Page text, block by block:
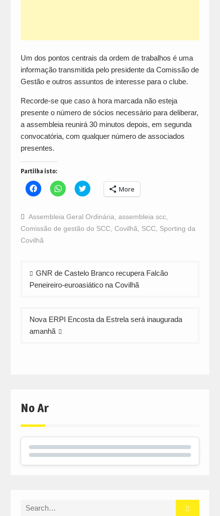
Um dos pontos centrais da ordem de trabalhos é uma
informação transmitida pelo presidente da Comissão de
Gestão e outros assuntos de interesse para o clube.
Recorde-se que caso à hora marcada não esteja
presente o número de sócios necessário para deliberar,
a assembleia reunirá 30 minutos depois, em segunda
convocatória, com qualquer número de associados
presentes.
Partilha isto:
Click
to
Facebook
(Opens
in
new
window)
Click
to
WhatsApp
(Opens
in
new
Click
to
Twitter
(Opens
in
new
More
Assembleia Geral Ordinária assembleia scc,
Comissão de gestão do SCC, Covilhã SCC, Sporting da
Covilhã
Navegação
de
GNR de Castelo Branco recupera Falcão
Peneireiro-euroasiático na Covilhã
Nova ERPI Encosta da Estrela será inaugurada
amanhã
No Ar
Search